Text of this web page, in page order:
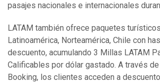
pasajes nacionales e internacionales
LATAM también ofrece paquetes
Latinoamérica, Norteamérica, Chile con
descuento, acumulando 3 Millas LATAM
Calificables por dólar gastado. A través
Booking, los clientes acceden a